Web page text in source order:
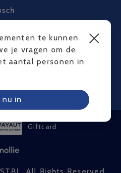
te kunnen
je vragen om de
aantal personen in
nu in
Giftcard